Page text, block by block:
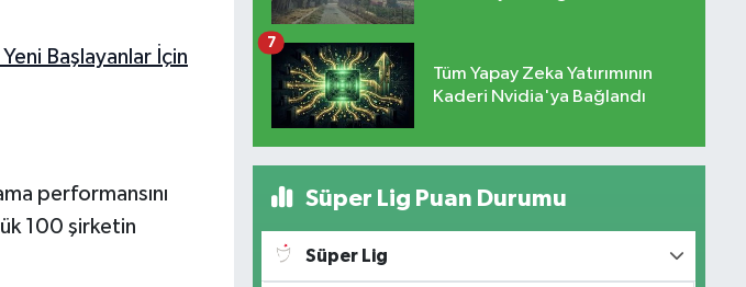
Başlayanlar İçin
performansını
100 şirketin
Tüm Yapay Zeka Yatırımının
Kaderi Nvidia'ya Bağlandı
7
Süper Lig Puan Durumu
Süper Lig